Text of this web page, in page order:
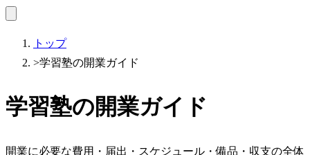
トップ
>学習塾の開業ガイド
学習塾の開業ガイド
開業に必要な費用・届出・スケジュール・備品・収支の全体